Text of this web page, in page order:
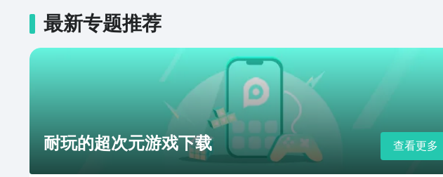
最新专题推荐
耐玩的超次元游戏下载 查看更多